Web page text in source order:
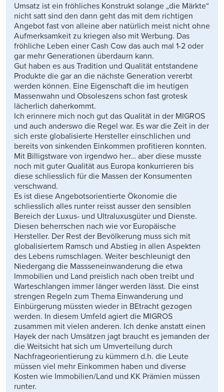
Umsatz ist ein fröhliches Konstrukt solange „die Märkte“
nicht satt sind den dann geht das mit dem richtigen
Angebot fast von alleine aber natürlich meist nicht ohne
Aufmerksamkeit zu kriegen also mit Werbung. Das
fröhliche Leben einer Cash Cow das auch mal 1-2 oder
gar mehr Generationen überdaurn kann.
Gut haben es aus Tradition und Qualität entstandene
Produkte die gar an die nächste Generation vererbt
werden können. Eine Eigenschaft die im heutigen
Massenwahn und Obsoleszens schon fast grotesk
lächerlich daherkommt.
Ich erinnere mich noch gut das Qualität in der MIGROS
und auch anderswo die Regel war. Es war die Zeit in der
sich erste globalisierte Hersteller einschlichen und
bereits von sinkenden Einkommen profitieren konnten.
Mit Billigstware von irgendwo her… aber diese musste
noch mit guter Qualität aus Europa konkurrieren bis
diese schliesslich für die Massen der Konsumenten
verschwand.
Es ist diese Angebotsorientierte Ökonomie die
schliesslich alles runter reisst ausser den sensiblen
Bereich der Luxus- und Ultraluxusgüter und Dienste.
Diesen beherrschen nach wie vor Europäische
Hersteller. Der Rest der Bevölkerung muss sich mit
globalisiertem Ramsch und Abstieg in allen Aspekten
des Lebens rumschlagen. Weiter beschleunigt den
Niedergang die Massseneinwanderung die etwa
Immobilien und Land preislich nach oben treibt und
Warteschlangen immer länger werden lässt. Die einst
strengen Regeln zum Thema Einwanderung und
Einbürgerung müssten wieder in BEtracht gezogen
werden. In diesem Umfeld agiert die MIGROS
zusammen mit vielen anderen. Ich denke anstatt einen
Hayek der nach Umsätzen jagt braucht es jemanden der
die Weitsicht hat sich um Umverteilung durch
Nachfrageorientierung zu kümmern d.h. die Leute
müssen viel mehr Einkommen haben und diverse
Kosten wie Immobilien/Land und KK Prämien müssen
runter.